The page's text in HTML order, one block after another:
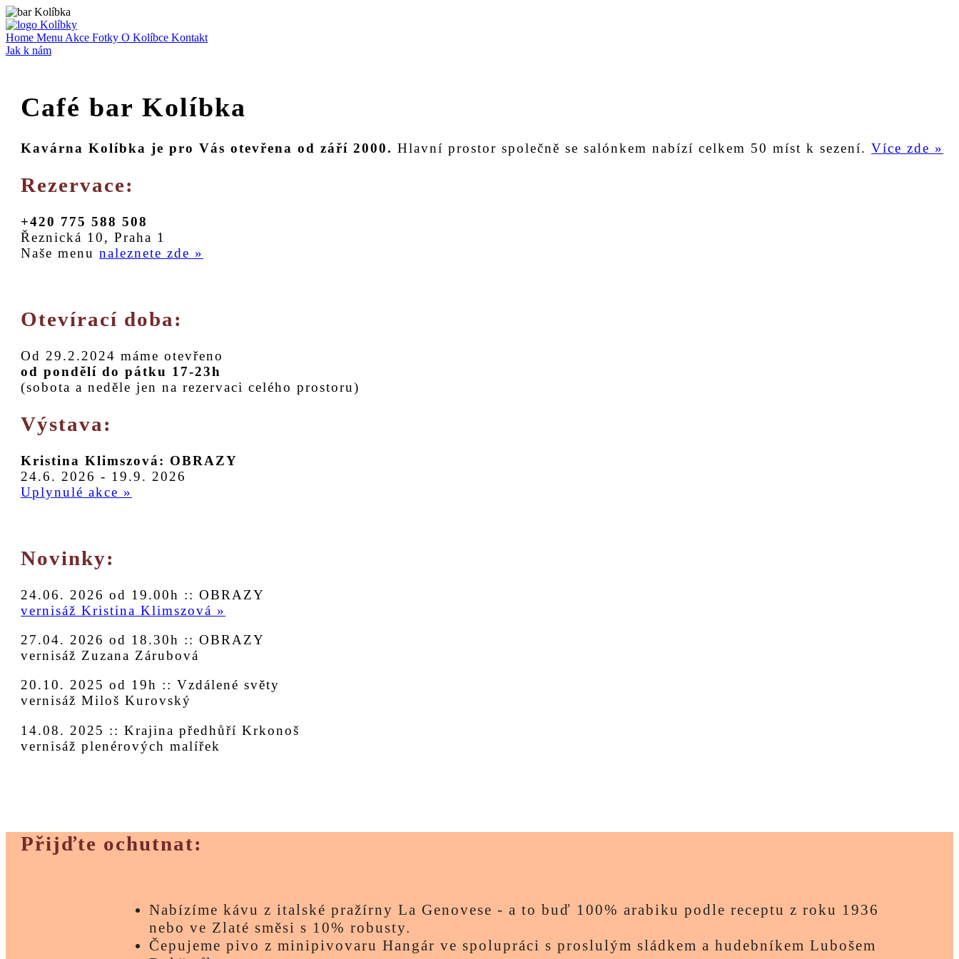
Home Menu Akce Fotky O Kolíbce Kontakt
Jak k nám
Café bar Kolíbka
Kavárna Kolíbka je pro Vás otevřena od září 2000. Hlavní prostor společně se salónkem nabízí celkem 50 míst k sezení. Více zde »
Rezervace:
+420 775 588 508
Řeznická 10, Praha 1
Naše menu naleznete zde »
Otevírací doba:
Od 29.2.2024 máme otevřeno
od pondělí do pátku 17-23h
(sobota a neděle jen na rezervaci celého prostoru)
Výstava:
Kristina Klimszová: OBRAZY
24.6. 2026 - 19.9. 2026
Uplynulé akce »
Novinky:
24.06. 2026 od 19.00h :: OBRAZY
vernisáž Kristina Klimszová »
27.04. 2026 od 18.30h :: OBRAZY
vernisáž Zuzana Zárubová
20.10. 2025 od 19h :: Vzdálené světy
vernisáž Miloš Kurovský
14.08. 2025 :: Krajina předhůří Krkonoš
vernisáž plenérových malířek
Přijďte ochutnat:
Nabízíme kávu z italské pražírny La Genovese - a to buď 100% arabiku podle receptu z roku 1936
nebo ve Zlaté směsi s 10% robusty.
Čepujeme pivo z minipivovaru Hangár ve spolupráci s proslulým sládkem a hudebníkem Lubošem